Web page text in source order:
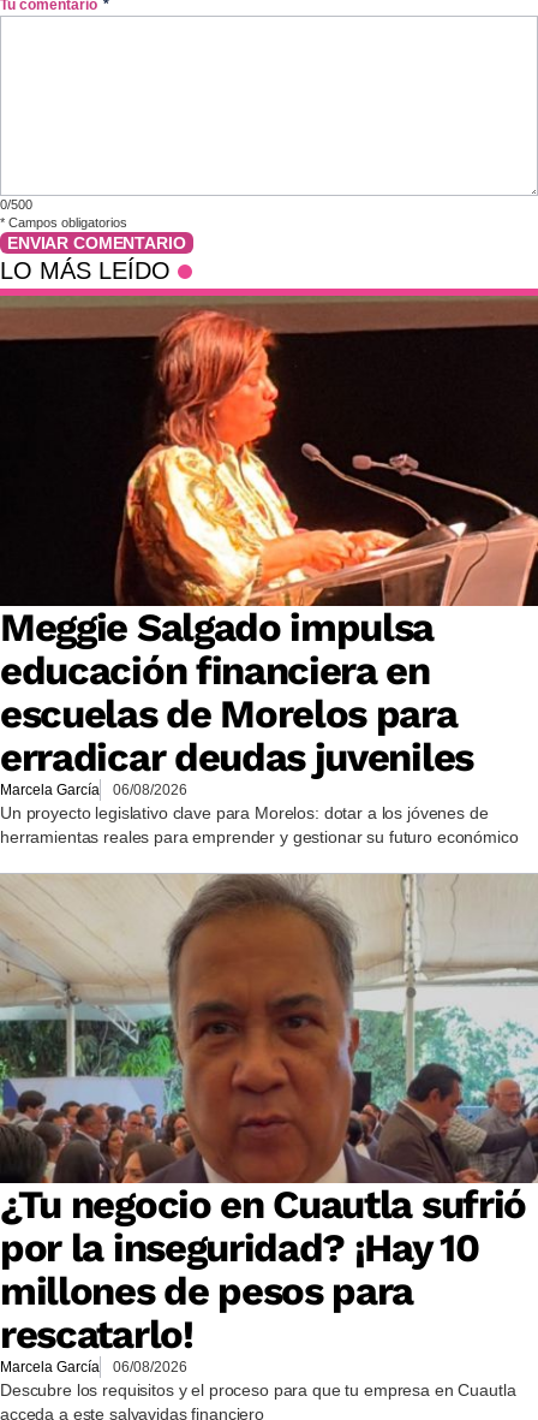
Tu comentario *
0/500
* Campos obligatorios
ENVIAR COMENTARIO
LO MÁS LEÍDO
Meggie Salgado impulsa
educación financiera en
escuelas de Morelos para
erradicar deudas juveniles
Marcela García 06/08/2026
Un proyecto legislativo clave para Morelos: dotar a los jóvenes de
herramientas reales para emprender y gestionar su futuro económico
¿Tu negocio en Cuautla sufrió
por la inseguridad? ¡Hay 10
millones de pesos para
rescatarlo!
Marcela García 06/08/2026
Descubre los requisitos y el proceso para que tu empresa en Cuautla
acceda a este salvavidas financiero